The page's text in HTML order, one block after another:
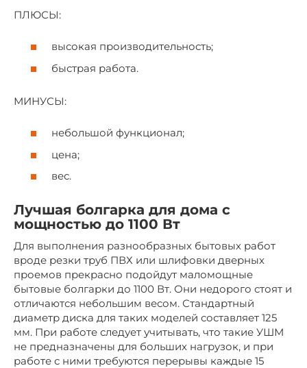
ПЛЮСЫ:
высокая производительность;
быстрая работа.
МИНУСЫ:
небольшой функционал;
цена;
вес.
Лучшая болгарка для дома с
мощностью до 1100 Вт
Для выполнения разнообразных бытовых работ
вроде резки труб ПВХ или шлифовки дверных
проемов прекрасно подойдут маломощные
бытовые болгарки до 1100 Вт. Они недорого стоят и
отличаются небольшим весом. Стандартный
диаметр диска для таких моделей составляет 125
мм. При работе следует учитывать, что такие УШМ
не предназначены для больших нагрузок, и при
работе с ними требуются перерывы каждые 15